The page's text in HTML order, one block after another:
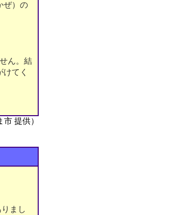
ぜ）の
ん。結
てく
市 提供）
まし